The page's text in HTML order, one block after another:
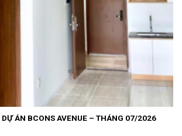
ÁN BCONS AVENUE – THÁNG 07/2026